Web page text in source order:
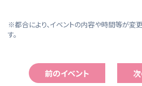
※都合により、イベントの内容や時間等が変
す。
前のイベント